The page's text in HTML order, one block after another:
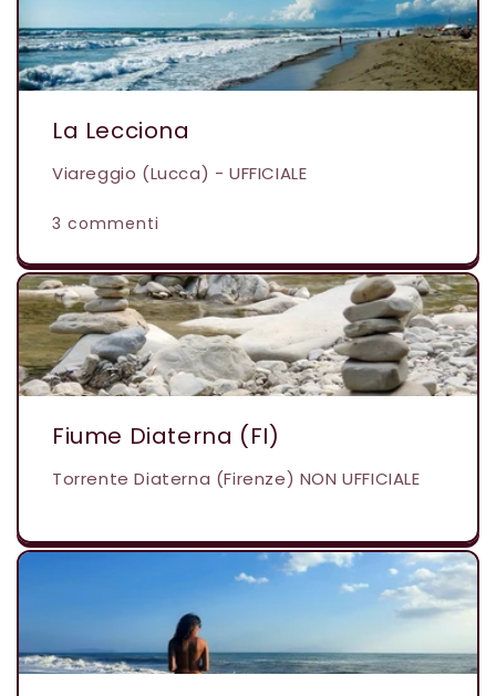
La Lecciona
Viareggio (Lucca) - UFFICIALE
3 commenti
Fiume Diaterna (FI)
Torrente Diaterna (Firenze) NON UFFICIALE